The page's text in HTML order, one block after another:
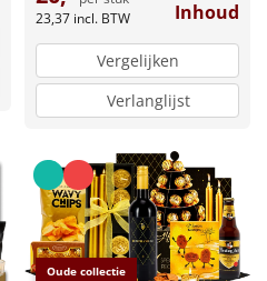
23,37 incl. BTW Inhoud
Vergelijken
Verlanglijst
Oude collectie